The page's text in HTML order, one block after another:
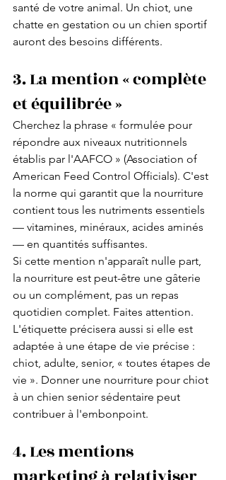
santé de votre animal. Un chiot, une
chatte en gestation ou un chien sportif
auront des besoins différents.
3. La mention « complète
et équilibrée »
Cherchez la phrase « formulée pour
répondre aux niveaux nutritionnels
établis par l'AAFCO » (Association of
American Feed Control Officials). C'est
la norme qui garantit que la nourriture
contient tous les nutriments essentiels
— vitamines, minéraux, acides aminés
— en quantités suffisantes.
Si cette mention n'apparaît nulle part,
la nourriture est peut-être une gâterie
ou un complément, pas un repas
quotidien complet. Faites attention.
L'étiquette précisera aussi si elle est
adaptée à une étape de vie précise :
chiot, adulte, senior, « toutes étapes de
vie ». Donner une nourriture pour chiot
à un chien senior sédentaire peut
contribuer à l'embonpoint.
4. Les mentions